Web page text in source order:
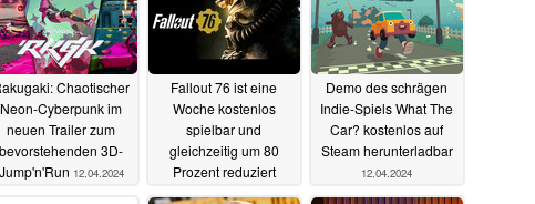
Chaotischer
Neon-Cyberpunk im
neuen Trailer zum
bevorstehenden 3D-
Jump'n'Run 12.04.2024
Fallout 76 ist eine
Woche kostenlos
spielbar und
gleichzeitig um 80
Prozent reduziert
12.04.2024
Demo des schrägen
Indie-Spiels What The
Car? kostenlos auf
Steam herunterladbar
12.04.2024